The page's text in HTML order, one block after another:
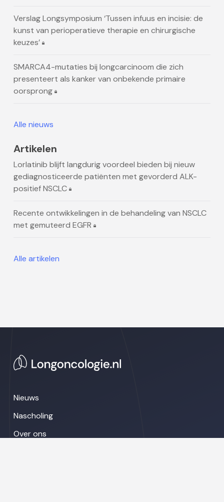
Verslag Longsymposium ‘Tussen infuus en incisie: de
kunst van perioperatieve therapie en chirurgische
keuzes’
SMARCA4-mutaties bij longcarcinoom die zich
presenteert als kanker van onbekende primaire
oorsprong
Alle nieuws
Artikelen
Lorlatinib blijft langdurig voordeel bieden bij nieuw
gediagnosticeerde patiënten met gevorderd ALK-
positief NSCLC
Recente ontwikkelingen in de behandeling van NSCLC
met gemuteerd EGFR
Alle artikelen
Nieuws
Nascholing
Over ons